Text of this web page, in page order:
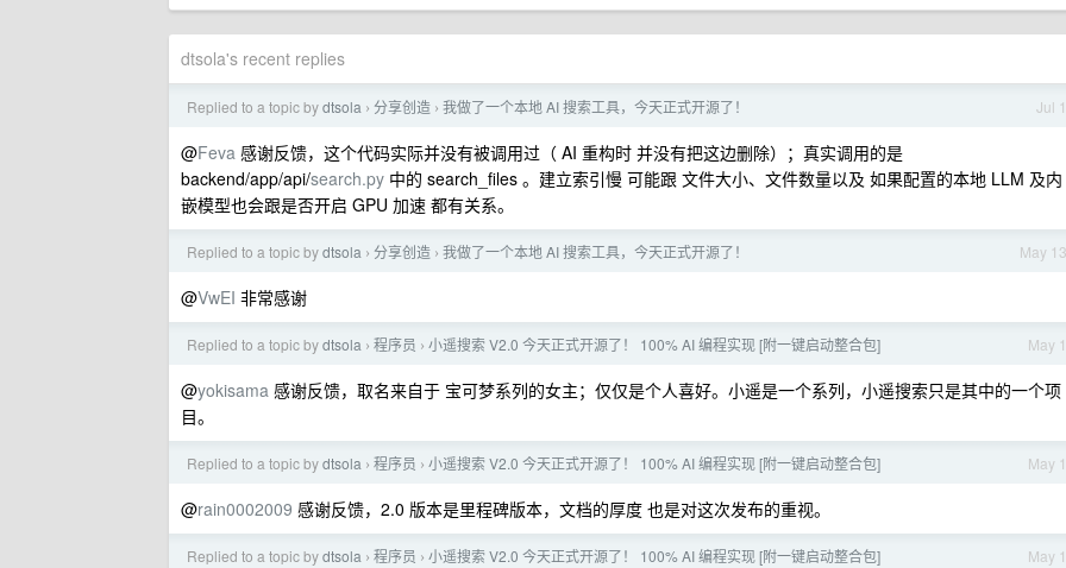
dtsola's recent replies
Jul 1
Replied to a topic bydtsola › 分享创造 › 我做了一个本地 AI 搜索工具，今天正式开源了！
@Feva 感谢反馈，这个代码实际并没有被调用过（ AI 重构时 并没有把这边删除）；真实调用的是
backend/app/api/search.py 中的 search_files 。建立索引慢 可能跟 文件大小、文件数量以及 如果配置的本地 LLM 及内
嵌模型也会跟是否开启 GPU 加速 都有关系。
May 13
Replied to a topic bydtsola › 分享创造 › 我做了一个本地 AI 搜索工具，今天正式开源了！
@VwEI 非常感谢
May 1
Replied to a topic bydtsola › 程序员 › 小遥搜索 V2.0 今天正式开源了！ 100% AI 编程实现 [附一键启动整合包]
@yokisama 感谢反馈，取名来自于 宝可梦系列的女主；仅仅是个人喜好。小遥是一个系列，小遥搜索只是其中的一个项
目。
May 1
Replied to a topic bydtsola › 程序员 › 小遥搜索 V2.0 今天正式开源了！ 100% AI 编程实现 [附一键启动整合包]
@rain0002009 感谢反馈，2.0 版本是里程碑版本，文档的厚度 也是对这次发布的重视。
May 1
Replied to a topic bydtsola › 程序员 › 小遥搜索 V2.0 今天正式开源了！ 100% AI 编程实现 [附一键启动整合包]